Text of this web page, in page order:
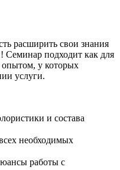
расширить свои знания
Семинар подходит как для
у которых
услуги.
и состава
необходимых
работы с